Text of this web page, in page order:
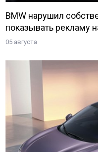
BMW нарушил
показывать рекламу
05 августа